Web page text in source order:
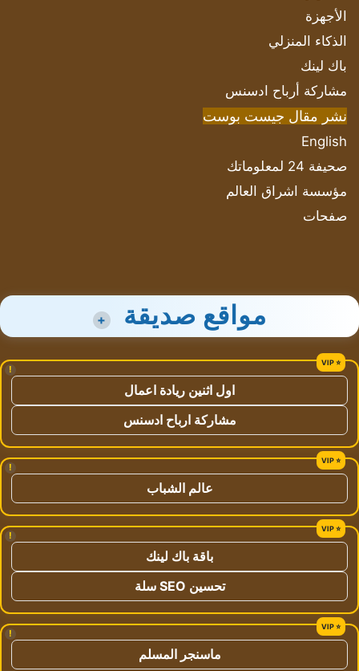
الأجهزة
الذكاء المنزلي
باك لينك
مشاركة أرباح ادسنس
نشر مقال جيست بوست
English
صحيفة 24 لمعلوماتك
مؤسسة اشراق العالم
صفحات
مواقع صديقة +
!
اول اثنين ريادة اعمال
مشاركة ارباح ادسنس
!
عالم الشباب
!
باقة باك لينك
تحسين SEO سلة
!
ماسنجر المسلم